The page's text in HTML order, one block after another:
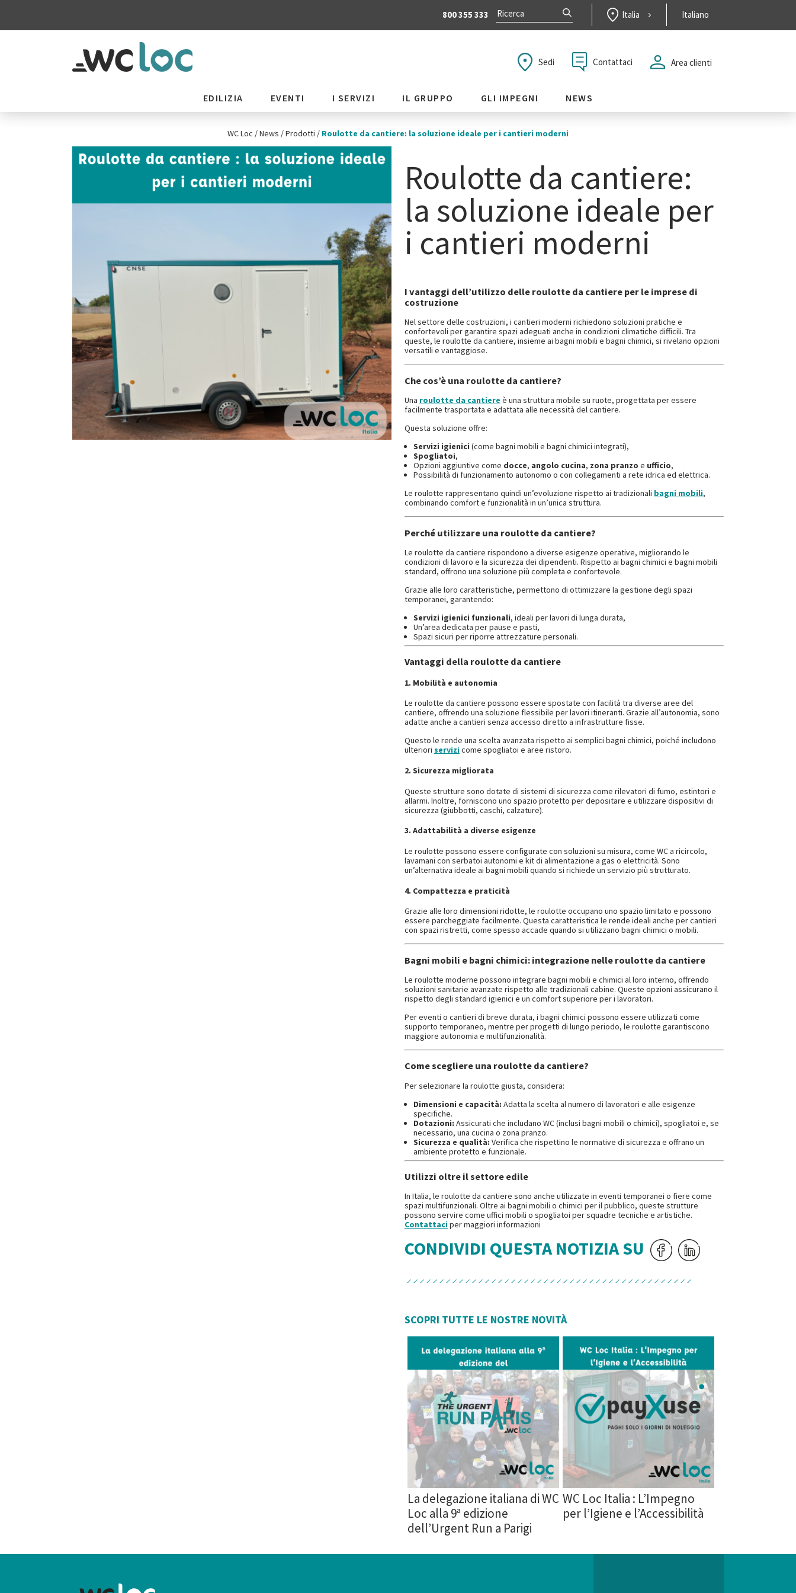
800 355 333 Italia Italiano
Sedi Contattaci Area clienti
EDILIZIA EVENTI I SERVIZI IL GRUPPO GLI IMPEGNI NEWS
WC Loc /News /Prodotti / Roulotte da cantiere: la soluzione ideale per i cantieri moderni
Roulotte da cantiere:
la soluzione ideale per
i cantieri moderni
I vantaggi dell’utilizzo delle roulotte da cantiere per le imprese di
costruzione
Nel settore delle costruzioni, i cantieri moderni richiedono soluzioni pratiche e
confortevoli per garantire spazi adeguati anche in condizioni climatiche difficili. Tra
queste, le roulotte da cantiere, insieme ai bagni mobili e bagni chimici, si rivelano opzioni
versatili e vantaggiose.
Che cos’è una roulotte da cantiere?
Una roulotte da cantiere è una struttura mobile su ruote, progettata per essere
facilmente trasportata e adattata alle necessità del cantiere.
Questa soluzione offre:
Servizi igienici (come bagni mobili e bagni chimici integrati),
Spogliatoi,
Opzioni aggiuntive come docce, angolo cucina, zona pranzo e ufficio,
Possibilità di funzionamento autonomo o con collegamenti a rete idrica ed elettrica.
Le roulotte rappresentano quindi un’evoluzione rispetto ai tradizionali bagni mobili,
combinando comfort e funzionalità in un’unica struttura.
Perché utilizzare una roulotte da cantiere?
Le roulotte da cantiere rispondono a diverse esigenze operative, migliorando le
condizioni di lavoro e la sicurezza dei dipendenti. Rispetto ai bagni chimici e bagni mobili
standard, offrono una soluzione più completa e confortevole.
Grazie alle loro caratteristiche, permettono di ottimizzare la gestione degli spazi
temporanei, garantendo:
Servizi igienici funzionali, ideali per lavori di lunga durata,
Un’area dedicata per pause e pasti,
Spazi sicuri per riporre attrezzature personali.
Vantaggi della roulotte da cantiere
1. Mobilità e autonomia
Le roulotte da cantiere possono essere spostate con facilità tra diverse aree del
cantiere, offrendo una soluzione flessibile per lavori itineranti. Grazie all’autonomia, sono
adatte anche a cantieri senza accesso diretto a infrastrutture fisse.
Questo le rende una scelta avanzata rispetto ai semplici bagni chimici, poiché includono
ulteriori servizicome spogliatoi e aree ristoro.
2. Sicurezza migliorata
Queste strutture sono dotate di sistemi di sicurezza come rilevatori di fumo, estintori e
allarmi. Inoltre, forniscono uno spazio protetto per depositare e utilizzare dispositivi di
sicurezza (giubbotti, caschi, calzature).
3. Adattabilità a diverse esigenze
Le roulotte possono essere configurate con soluzioni su misura, come WC a ricircolo,
lavamani con serbatoi autonomi e kit di alimentazione a gas o elettricità. Sono
un’alternativa ideale ai bagni mobili quando si richiede un servizio più strutturato.
4. Compattezza e praticità
Grazie alle loro dimensioni ridotte, le roulotte occupano uno spazio limitato e possono
essere parcheggiate facilmente. Questa caratteristica le rende ideali anche per cantieri
con spazi ristretti, come spesso accade quando si utilizzano bagni chimici o mobili.
Bagni mobili e bagni chimici: integrazione nelle roulotte da cantiere
Le roulotte moderne possono integrare bagni mobili e chimici al loro interno, offrendo
soluzioni sanitarie avanzate rispetto alle tradizionali cabine. Queste opzioni assicurano il
rispetto degli standard igienici e un comfort superiore per i lavoratori.
Per eventi o cantieri di breve durata, i bagni chimici possono essere utilizzati come
supporto temporaneo, mentre per progetti di lungo periodo, le roulotte garantiscono
maggiore autonomia e multifunzionalità.
Come scegliere una roulotte da cantiere?
Per selezionare la roulotte giusta, considera:
Dimensioni e capacità: Adatta la scelta al numero di lavoratori e alle esigenze
specifiche.
Dotazioni: Assicurati che includano WC (inclusi bagni mobili o chimici), spogliatoi e, se
necessario, una cucina o zona pranzo.
Sicurezza e qualità: Verifica che rispettino le normative di sicurezza e offrano un
ambiente protetto e funzionale.
Utilizzi oltre il settore edile
In Italia, le roulotte da cantiere sono anche utilizzate in eventi temporanei o fiere come
spazi multifunzionali. Oltre ai bagni mobili o chimici per il pubblico, queste strutture
possono servire come uffici mobili o spogliatoi per squadre tecniche e artistiche.
Contattaciper maggiori informazioni
CONDIVIDI QUESTA NOTIZIA SU
SCOPRI TUTTE LE NOSTRE NOVITÀ
La delegazione italiana di WC
Loc alla 9ª edizione
dell’Urgent Run a Parigi
WC Loc Italia : L’Impegno
per l’Igiene e l’Accessibilità